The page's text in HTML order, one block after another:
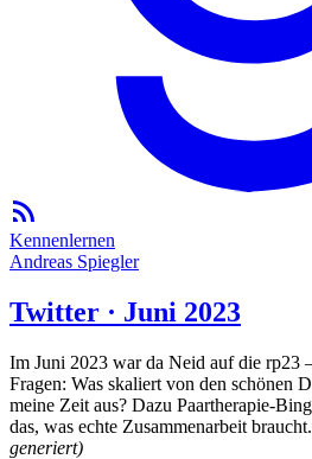
Kennenlernen
Andreas Spiegler
Twitter · Juni 2023
Im Juni 2023 war da Neid auf die rp23
Fragen: Was skaliert von den schönen
meine Zeit aus? Dazu Paartherapie-
das, was echte Zusammenarbeit
generiert)